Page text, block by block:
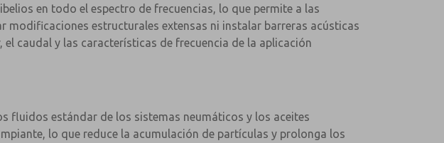
en todo el espectro de frecuencias, lo que permite a las
modificaciones estructurales extensas ni instalar barreras acústicas
caudal y las características de frecuencia de la aplicación
fluidos estándar de los sistemas neumáticos y los aceites
lo que reduce la acumulación de partículas y prolonga los